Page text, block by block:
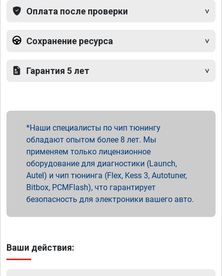
Оплата после проверки
Сохранение ресурса
Гарантия 5 лет
Наши специалисты по чип тюнингу
обладают опытом более 8 лет. Мы
применяем только лицензионное
оборудование для диагностики (Launch,
Autel) и чип тюнинга (Flex, Kess 3, Autotuner,
Bitbox, PCMFlash), что гарантирует
безопасность для электроники вашего авто.
Ваши действия: